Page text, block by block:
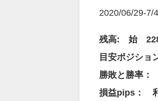
2020/06/29-
残高: 始
目安ポジシ
勝敗と勝
損益pips：